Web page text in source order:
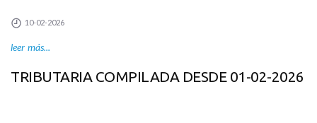
10-02-2026
leer más...
TRIBUTARIA COMPILADA DESDE 01-02-2026